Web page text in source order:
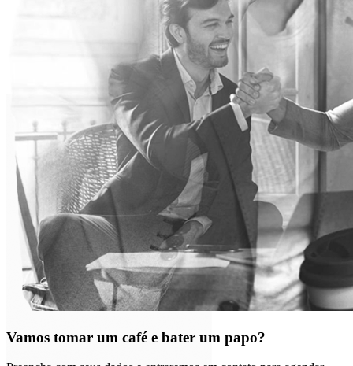
Vamos tomar um café e bater um papo?